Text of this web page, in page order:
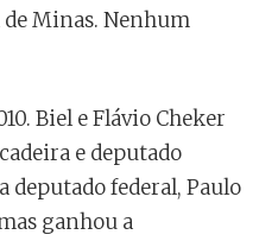
Minas. Nenhum
Biel e Flávio Cheker
e deputado
deputado federal, Paulo
ganhou a